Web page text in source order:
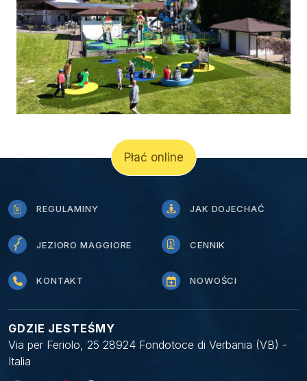
REGULAMINY JAK DOJECHAĆ
JEZIORO MAGGIORE CENNIK
KONTAKT NOWOŚCI
GDZIE JESTEŚMY
Via per Feriolo, 25 28924 Fondotoce di Verbania (VB) -
Italia
Płać online